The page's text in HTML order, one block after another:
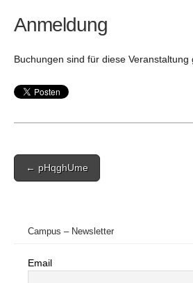
Anmeldung
Buchungen sind für diese Veranstaltung
Post
navigation
← pHqghUme
Campus – Newsletter
Email